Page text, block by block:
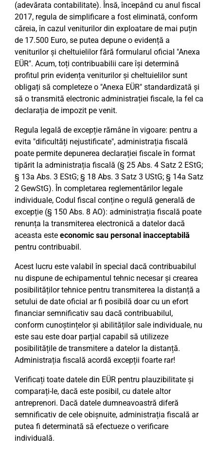
(adevărata contabilitate). Însă, începând cu anul fiscal
2017, regula de simplificare a fost eliminată, conform
căreia, în cazul veniturilor din exploatare de mai puțin
de 17.500 Euro, se putea depune o evidență a
veniturilor și cheltuielilor fără formularul oficial "Anexa
EÜR". Acum, toți contribuabilii care își determină
profitul prin evidența veniturilor și cheltuielilor sunt
obligați să completeze o "Anexa EÜR" standardizată și
să o transmită electronic administrației fiscale, la fel ca
declarația de impozit pe venit.
Regula legală de excepție rămâne în vigoare: pentru a
evita "dificultăți nejustificate", administrația fiscală
poate permite depunerea declarației fiscale în format
tipărit la administrația fiscală (§ 25 Abs. 4 Satz 2 EStG;
§ 13a Abs. 3 EStG; § 18 Abs. 3 Satz 3 UStG; § 14a Satz
2 GewStG). În completarea reglementărilor legale
individuale, Codul fiscal conține o regulă generală de
excepție (§ 150 Abs. 8 AO): administrația fiscală poate
renunța la transmiterea electronică a datelor dacă
aceasta este economic sau personal inacceptabilă
pentru contribuabil.
Acest lucru este valabil în special dacă contribuabilul
nu dispune de echipamentul tehnic necesar și crearea
posibilităților tehnice pentru transmiterea la distanță a
setului de date oficial ar fi posibilă doar cu un efort
financiar semnificativ sau dacă contribuabilul,
conform cunoștințelor și abilităților sale individuale, nu
este sau este doar parțial capabil să utilizeze
posibilitățile de transmitere a datelor la distanță.
Administrația fiscală acordă excepții foarte rar!
Verificați toate datele din EÜR pentru plauzibilitate și
comparați-le, dacă este posibil, cu datele altor
antreprenori. Dacă datele dumneavoastră diferă
semnificativ de cele obișnuite, administrația fiscală ar
putea fi determinată să efectueze o verificare
individuală.